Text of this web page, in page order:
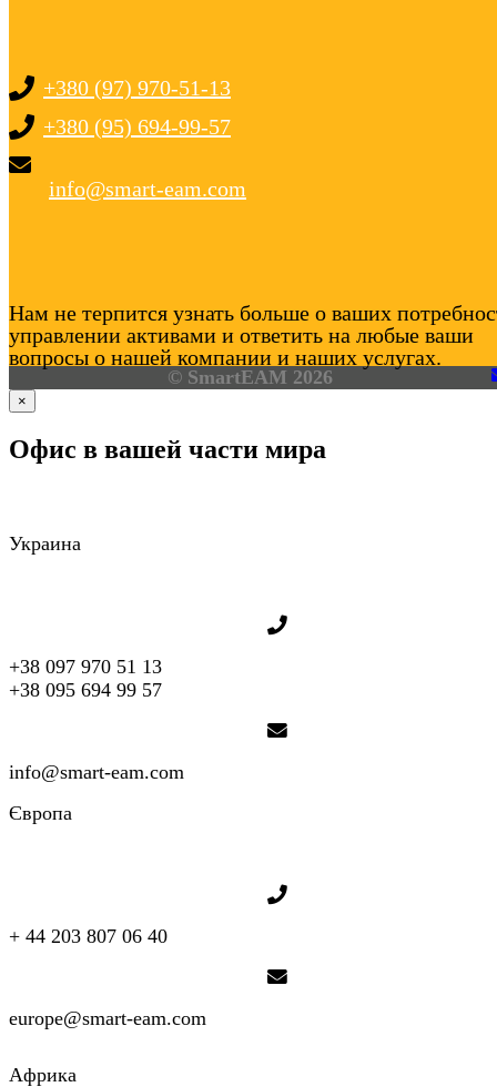
+380 (97) 970-51-13
+380 (95) 694-99-57
info@smart-eam.com
Нам не терпится узнать больше о ваших
управлении активами и ответить на любые ваши
вопросы о нашей компании и наших услугах.
© SmartEAM 2026
×
Офис в вашей части мира
Украина
+38 097 970 51 13
+38 095 694 99 57
info@smart-eam.com
Європа
+ 44 203 807 06 40
europe@smart-eam.com
Aфрика